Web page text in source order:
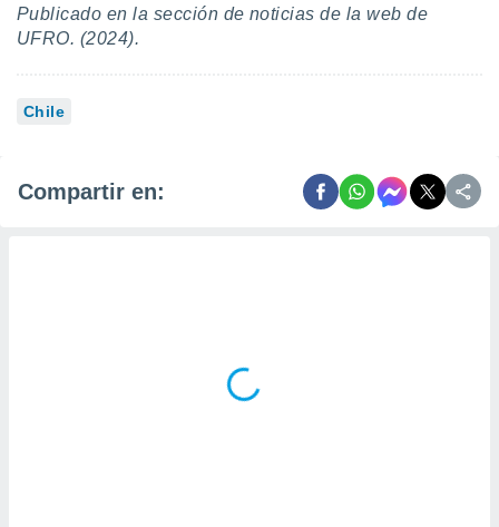
Publicado en la sección de noticias de la web de
UFRO. (2024).
Chile
Compartir en: